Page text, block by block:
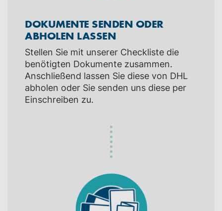
DOKUMENTE SENDEN ODER
ABHOLEN LASSEN
Stellen Sie mit unserer Checkliste die
benötigten Dokumente zusammen.
Anschließend lassen Sie diese von DHL
abholen oder Sie senden uns diese per
Einschreiben zu.